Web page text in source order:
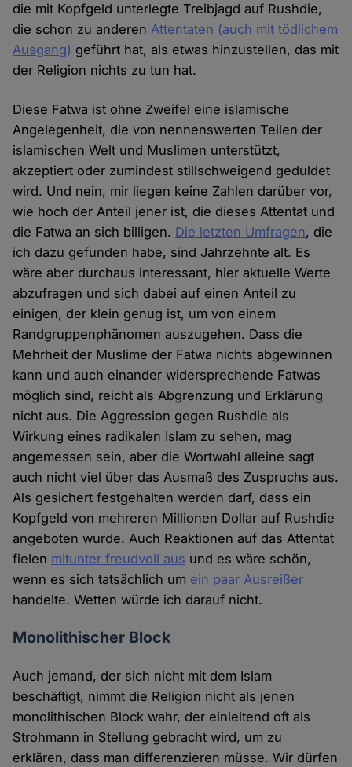
die mit Kopfgeld unterlegte Treibjagd auf Rushdie,
die schon zu anderenAttentaten (auch mit tödlichem
Ausgang) geführt hat, als etwas hinzustellen, das mit
der Religion nichts zu tun hat.
Diese Fatwa ist ohne Zweifel eine islamische
Angelegenheit, die von nennenswerten Teilen der
islamischen Welt und Muslimen unterstützt,
akzeptiert oder zumindest stillschweigend geduldet
wird. Und nein, mir liegen keine Zahlen darüber vor,
wie hoch der Anteil jener ist, die dieses Attentat und
die Fatwa an sich billigen. Die letzten Umfragen, die
ich dazu gefunden habe, sind Jahrzehnte alt. Es
wäre aber durchaus interessant, hier aktuelle Werte
abzufragen und sich dabei auf einen Anteil zu
einigen, der klein genug ist, um von einem
Randgruppenphänomen auszugehen. Dass die
Mehrheit der Muslime der Fatwa nichts abgewinnen
kann und auch einander widersprechende Fatwas
möglich sind, reicht als Abgrenzung und Erklärung
nicht aus. Die Aggression gegen Rushdie als
Wirkung eines radikalen Islam zu sehen, mag
angemessen sein, aber die Wortwahl alleine sagt
auch nicht viel über das Ausmaß des Zuspruchs aus.
Als gesichert festgehalten werden darf, dass ein
Kopfgeld von mehreren Millionen Dollar auf Rushdie
angeboten wurde. Auch Reaktionen auf das Attentat
fielen mitunter freudvoll aus und es wäre schön,
wenn es sich tatsächlich um ein paar Ausreißer
handelte. Wetten würde ich darauf nicht.
Monolithischer Block
Auch jemand, der sich nicht mit dem Islam
beschäftigt, nimmt die Religion nicht als jenen
monolithischen Block wahr, der einleitend oft als
Strohmann in Stellung gebracht wird, um zu
erklären, dass man differenzieren müsse. Wir dürfen